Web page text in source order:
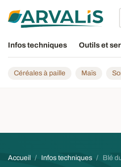
Infos techniques Outils et
Céréales à paille Maïs
Fil d'Ariane
Accueil Infos techniques Blé